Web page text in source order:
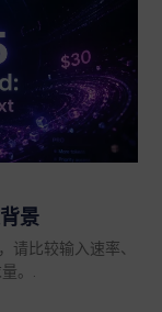
景
请比较输入速率、
。.